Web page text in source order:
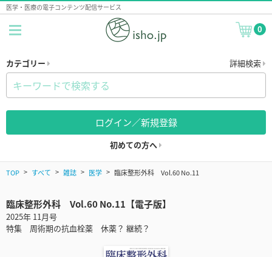
医学・医療の電子コンテンツ配信サービス
0
カテゴリー 詳細検索
ログイン／新規登録
初めての方へ
TOP すべて 雑誌 医学 臨床整形外科 Vol.60 No.11
臨床整形外科 Vol.60 No.11【電子版】
2025年 11月号
特集 周術期の抗血栓薬 休薬？ 継続？